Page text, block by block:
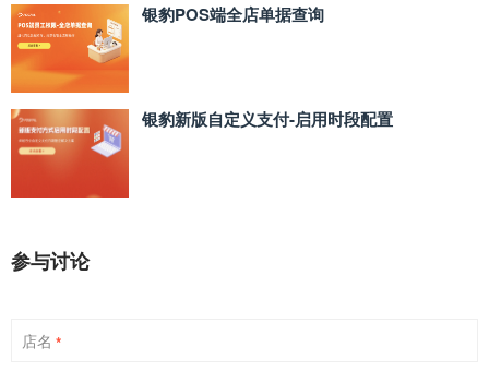
银豹POS端全店单据查询
银豹新版自定义支付‑启用时段配置
参与讨论
店名 *